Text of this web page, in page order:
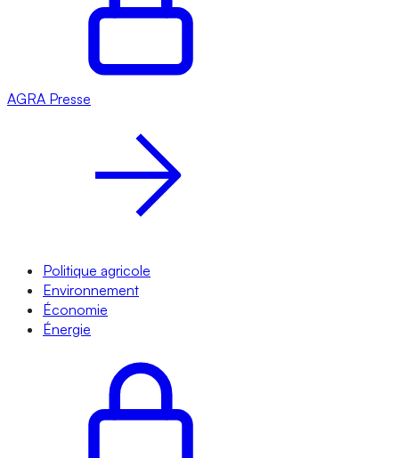
AGRA Presse
Politique agricole
Environnement
Économie
Énergie